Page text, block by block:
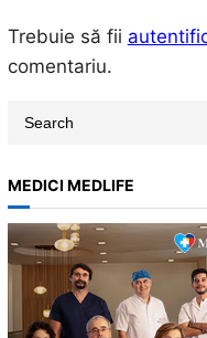
Trebuie să fii
comentariu.
r
c
h
MEDICI MEDLIFE